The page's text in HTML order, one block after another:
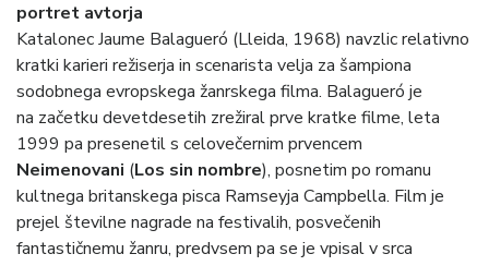
portret avtorja
Katalonec Jaume Balagueró (Lleida, 1968) navzlic relativno
kratki karieri režiserja in scenarista velja za šampiona
sodobnega evropskega žanrskega filma. Balagueró je
na začetku devetdesetih zrežiral prve kratke filme, leta
1999 pa presenetil s celovečernim prvencem
Neimenovani (Los sin nombre), posnetim po romanu
kultnega britanskega pisca Ramseyja Campbella. Film je
prejel številne nagrade na festivalih, posvečenih
fantastičnemu žanru, predvsem pa se je vpisal v srca